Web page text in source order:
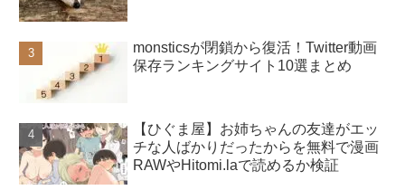
monsticsが閉鎖から復活！Twitter動画
保存ランキングサイト10選まとめ
【ひぐま屋】お姉ちゃんの友達がエッ
チな人ばかりだったからを無料で漫画
RAWやHitomi.laで読めるか検証